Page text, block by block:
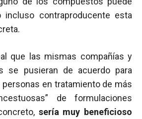
contraproducente esta
que las mismas compañías y
se pusieran de acuerdo para
personas en tratamiento de más
de formulaciones
sería muy beneficioso